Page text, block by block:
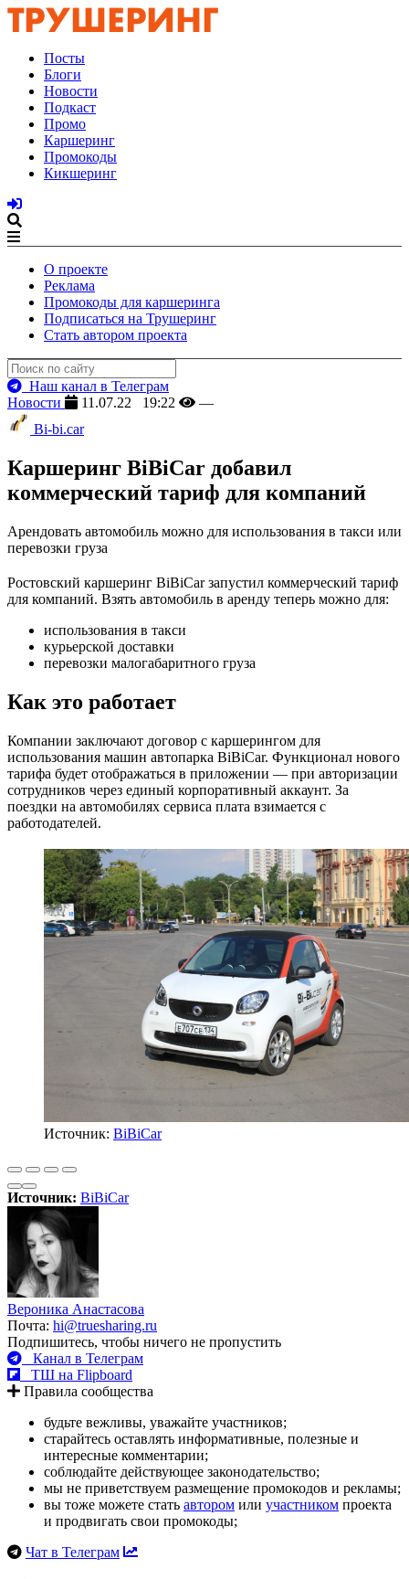
Посты
Блоги
Новости
Подкаст
Промо
Каршеринг
Промокоды
Кикшеринг
О проекте
Реклама
Промокоды для каршеринга
Подписаться на Трушеринг
Стать автором проекта
Наш канал в Телеграм
Новости
11.07.22 19:22
—
Bi-bi.car
Каршеринг BiBiCar добавил
коммерческий тариф для компаний
Арендовать автомобиль можно для использования в такси или
перевозки груза
Ростовский каршеринг BiBiCar запустил коммерческий тариф
для компаний. Взять автомобиль в аренду теперь можно для:
использования в такси
курьерской доставки
перевозки малогабаритного груза
Как это работает
Компании заключают договор с каршерингом для
использования машин автопарка BiBiCar. Функционал нового
тарифа будет отображаться в приложении — при авторизации
сотрудников через единый корпоративный аккаунт. За
поездки на автомобилях сервиса плата взимается с
работодателей.
Источник: BiBiCar
Источник: BiBiCar
Вероника Анастасова
Почта: hi@truesharing.ru
Подпишитесь, чтобы ничего не пропустить
Канал в Телеграм
ТШ на Flipboard
Правила сообщества
будьте вежливы, уважайте участников;
старайтесь оставлять информативные, полезные и
интересные комментарии;
соблюдайте действующее законодательство;
мы не приветствуем размещение промокодов и рекламы;
вы тоже можете стать автором или участником проекта
и продвигать свои промокоды;
Чат в Телеграм